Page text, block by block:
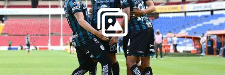
m
p
a
r
t
i